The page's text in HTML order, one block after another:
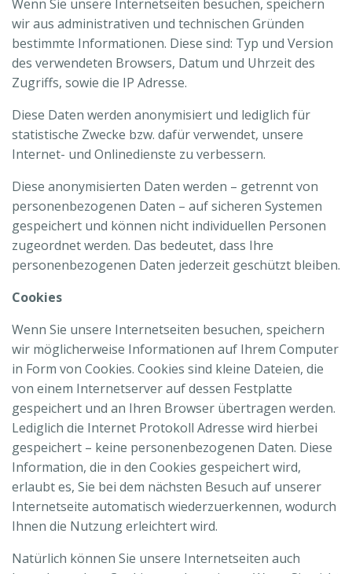
Wenn Sie unsere Internetseiten besuchen, speichern
wir aus administrativen und technischen Gründen
bestimmte Informationen. Diese sind: Typ und Version
des verwendeten Browsers, Datum und Uhrzeit des
Zugriffs, sowie die IP Adresse.
Diese Daten werden anonymisiert und lediglich für
statistische Zwecke bzw. dafür verwendet, unsere
Internet- und Onlinedienste zu verbessern.
Diese anonymisierten Daten werden – getrennt von
personenbezogenen Daten – auf sicheren Systemen
gespeichert und können nicht individuellen Personen
zugeordnet werden. Das bedeutet, dass Ihre
personenbezogenen Daten jederzeit geschützt bleiben.
Cookies
Wenn Sie unsere Internetseiten besuchen, speichern
wir möglicherweise Informationen auf Ihrem Computer
in Form von Cookies. Cookies sind kleine Dateien, die
von einem Internetserver auf dessen Festplatte
gespeichert und an Ihren Browser übertragen werden.
Lediglich die Internet Protokoll Adresse wird hierbei
gespeichert – keine personenbezogenen Daten. Diese
Information, die in den Cookies gespeichert wird,
erlaubt es, Sie bei dem nächsten Besuch auf unserer
Internetseite automatisch wiederzuerkennen, wodurch
Ihnen die Nutzung erleichtert wird.
Natürlich können Sie unsere Internetseiten auch